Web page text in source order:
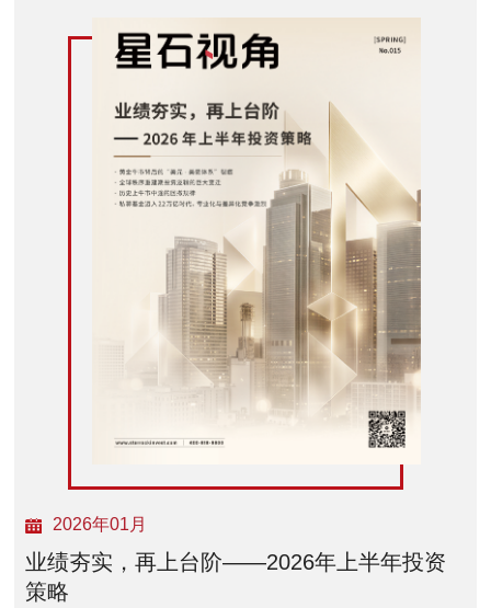
2026年01月
业绩夯实，再上台阶——2026年上半年投资
策略